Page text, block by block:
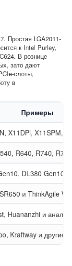
Простая LGA2011-
к Intel Purley,
В рознице
зато дают
слоты,
в
Примеры
X11DPi, X11SPM,
R640, R740,
DL380 Gen10
и ThinkAgile VX
Huananzhi и
Kraftway и другие